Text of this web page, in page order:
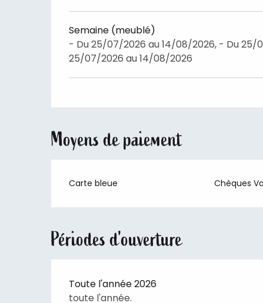
Semaine (meublé)
- Du 25/07/2026 au 14/08/2026, - Du 25/
25/07/2026 au 14/08/2026
Moyens de paiement
Carte bleue Chèques
Périodes d'ouverture
Toute l'année 2026
toute l'année.